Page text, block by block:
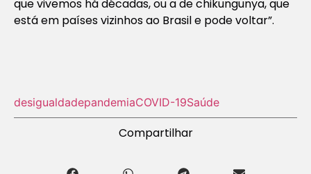
que vivemos há décadas, ou a de chikungunya, que
está em países vizinhos ao Brasil e pode voltar”.
desigualdadepandemiaCOVID-19Saúde
Compartilhar